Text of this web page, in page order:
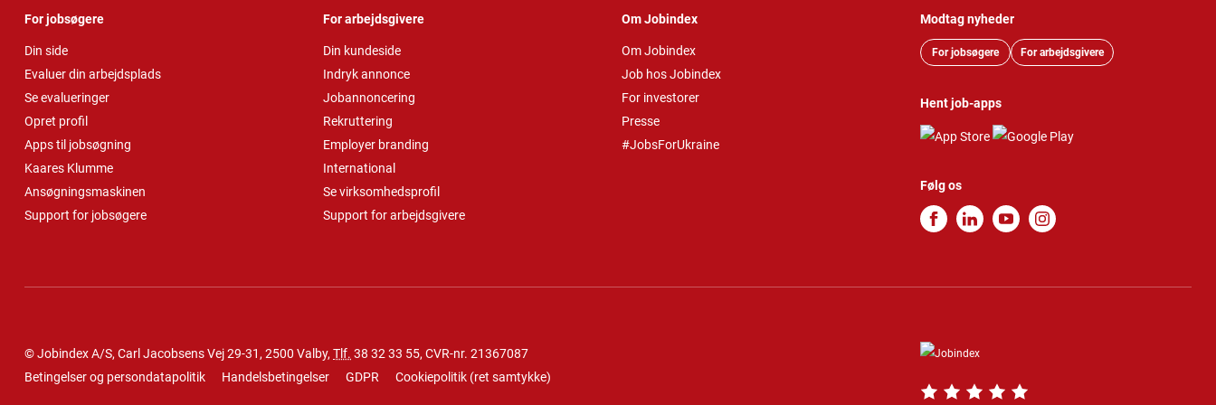
For jobsøgere
Din side
Evaluer din arbejdsplads
Se evalueringer
Opret profil
Apps til jobsøgning
Kaares Klumme
Ansøgningsmaskinen
Support for jobsøgere
For arbejdsgivere
Din kundeside
Indryk annonce
Jobannoncering
Rekruttering
Employer branding
International
Se virksomhedsprofil
Support for arbejdsgivere
Om Jobindex
Om Jobindex
Job hos Jobindex
For investorer
Presse
#JobsForUkraine
Modtag nyheder
For jobsøgere For arbejdsgivere
Hent job-apps
Følg os
© Jobindex A/S, Carl Jacobsens Vej 29-31, 2500 Valby, Tlf. 38 32 33 55, CVR-nr. 21367087
Betingelser og persondatapolitik
Handelsbetingelser GDPR Cookiepolitik (ret samtykke)